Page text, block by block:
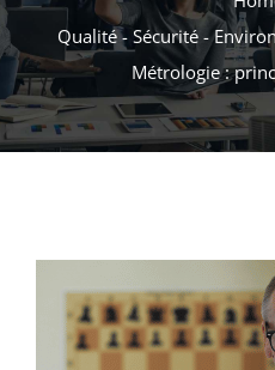
PEDAGOGIE
ACCOFOR
Qualité - Sécurité -
Métrologie :